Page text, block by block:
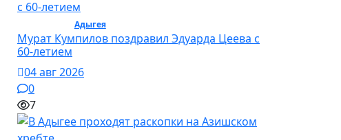
Адыгея/ Общество
Мурат Кумпилов поздравил Эдуарда Цеева с
60-летием
04 авг 2026
0
7